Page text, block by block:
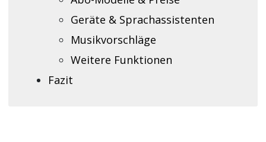
Geräte & Sprachassistenten
Musikvorschläge
Weitere Funktionen
Fazit